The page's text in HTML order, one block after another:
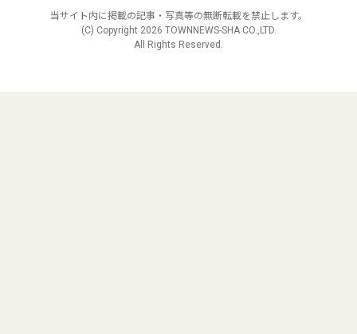
当サイト内に掲載の記事・写真等の無断転載を禁止します。
(C) Copyright 2026 TOWNNEWS-SHA CO.,LTD.
All Rights Reserved.